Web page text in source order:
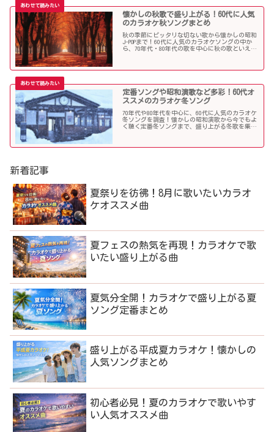
懐かしの秋歌で盛り上がる！60代に人気
のカラオケ秋ソングまとめ
秋の季節にピッタリな切ない歌から懐かしの昭和
J-POPまで！60代に人気のカラオケソングの中か
ら、70年代・80年代の歌を中心に秋の歌といえば
定番ソングや昭和演歌など多彩！60代オ
ススメのカラオケ冬ソング
70年代や80年代を中心に、60代に人気のカラオケ
冬ソングを調査！懐かしの昭和演歌から今でもよ
く聴く定番冬ソングまで、盛り上がる冬歌を集め
新着記事
夏祭りを彷彿！8月に歌いたいカラオ
ケオススメ曲
夏フェスの熱気を再現！カラオケで歌
いたい盛り上がる曲
夏気分全開！カラオケで盛り上がる夏
ソング定番まとめ
盛り上がる平成夏カラオケ！懐かしの
人気ソングまとめ
初心者必見！夏のカラオケで歌いやす
い人気オススメ曲